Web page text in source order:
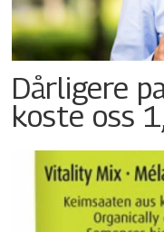
Dårligere
koste oss